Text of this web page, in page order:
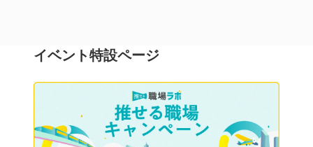
イベント特設ページ